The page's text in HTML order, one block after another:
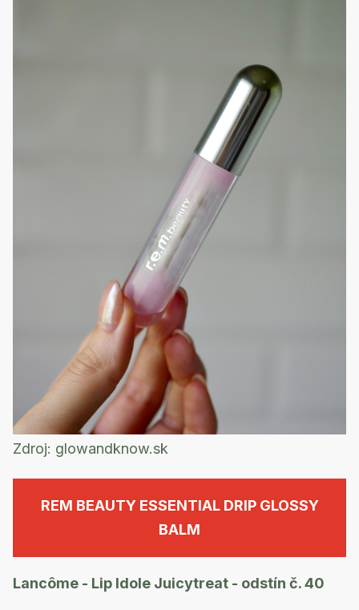
Zdroj: glowandknow.sk
REM BEAUTY ESSENTIAL DRIP GLOSSY
BALM
Lancôme - Lip Idole Juicytreat - odstín č. 40